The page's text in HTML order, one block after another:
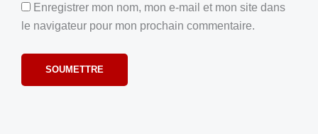
Enregistrer mon nom, mon e-mail et mon site dans
le navigateur pour mon prochain commentaire.